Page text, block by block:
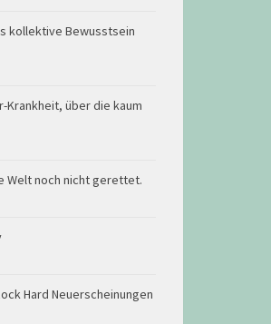
kollektive Bewusstsein
Krankheit, über die kaum
Welt noch nicht gerettet.
Hard Neuerscheinungen